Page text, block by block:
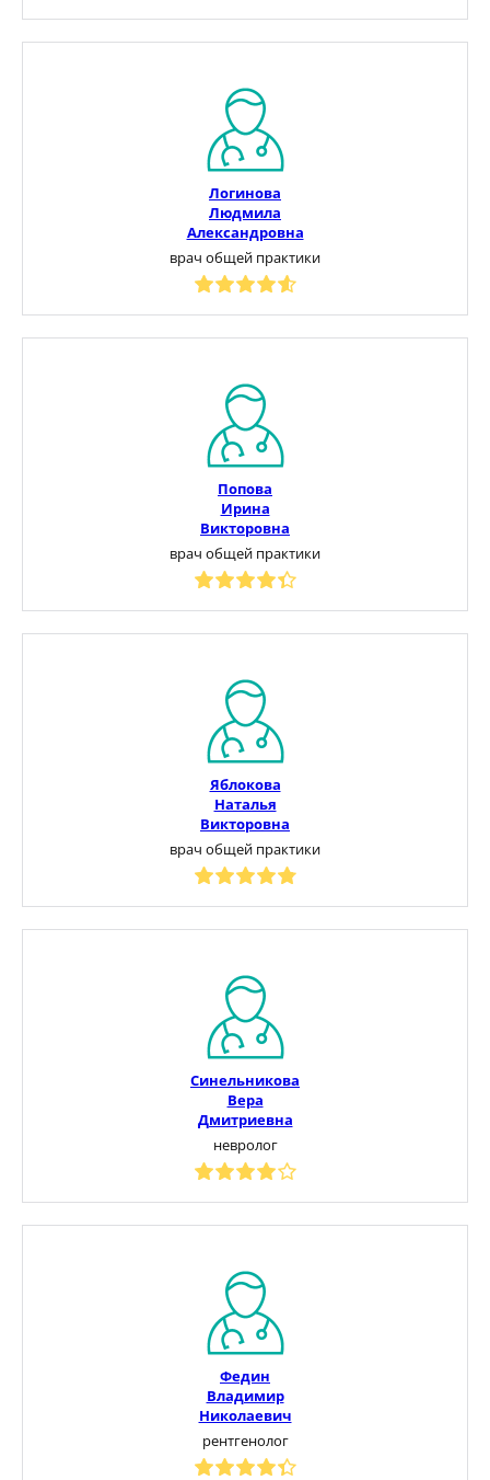
Логинова
Людмила
Александровна
врач общей практики
Попова
Ирина
Викторовна
врач общей практики
Яблокова
Наталья
Викторовна
врач общей практики
Синельникова
Вера
Дмитриевна
невролог
Федин
Владимир
Николаевич
рентгенолог